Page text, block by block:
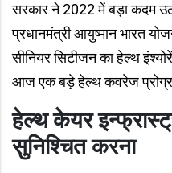
सरकार ने 2022 में बड़ा कदम
प्रधानमंत्री आयुष्मान भारत
सीनियर सिटीजन का हेल्थ
आज एक बड़े हेल्थ कवरेज
हेल्थ केयर
सुनिश्चित करना